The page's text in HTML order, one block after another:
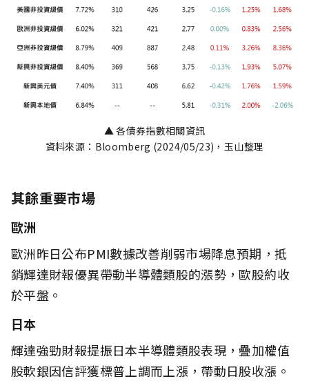
▲ 各債券指數相關資訊
資料來源：Bloomberg (2024/05/23)，玉山整理
其餘重要市場
歐洲
歐洲昨日公布PMI數據改善削弱市場降息預期，抵
銷輝達財報優異帶動半導體類股的漲勢，歐股約收
於平盤。
日本
輝達強勁財報提振日本半導體類股表現，疊加權值
股軟銀因信評獲標普上調而上漲，帶動日股收漲。